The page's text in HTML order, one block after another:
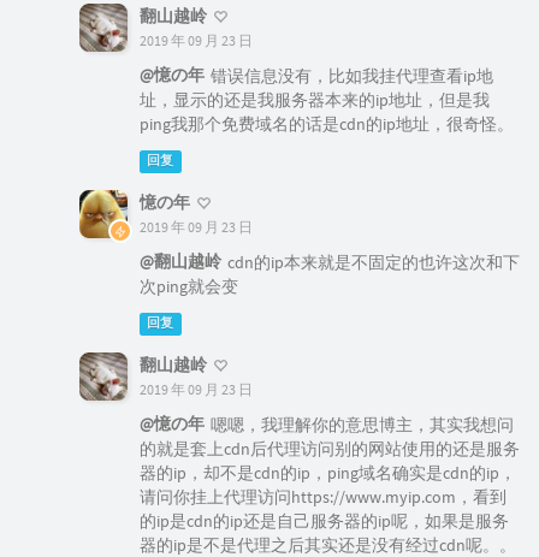
翻山越岭
2019 年 09 月 23 日
@憶の年 错误信息没有，比如我挂代理查看ip地
址，显示的还是我服务器本来的ip地址，但是我
ping我那个免费域名的话是cdn的ip地址，很奇怪。
回复
憶の年
2019 年 09 月 23 日
@翻山越岭 cdn的ip本来就是不固定的也许这次和下
次ping就会变
回复
翻山越岭
2019 年 09 月 23 日
@憶の年 嗯嗯，我理解你的意思博主，其实我想问
的就是套上cdn后代理访问别的网站使用的还是服务
器的ip，却不是cdn的ip，ping域名确实是cdn的ip，
请问你挂上代理访问https://www.myip.com，看到
的ip是cdn的ip还是自己服务器的ip呢，如果是服务
器的ip是不是代理之后其实还是没有经过cdn呢。。